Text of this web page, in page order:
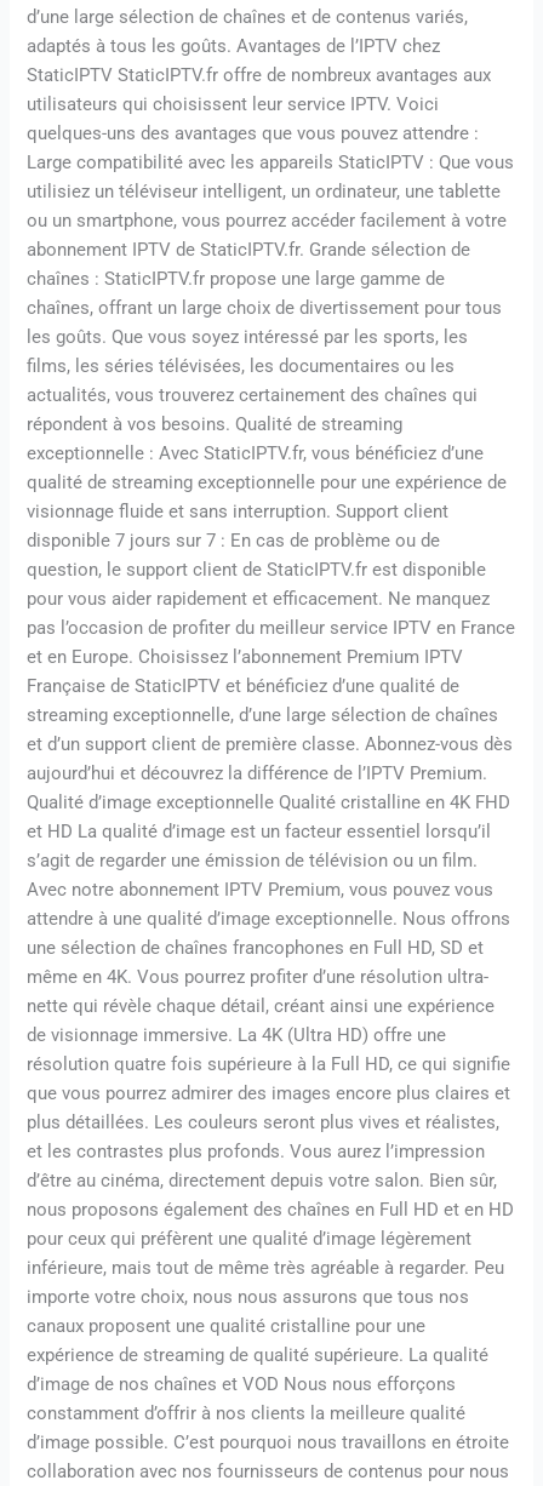
d’une large sélection de chaînes et de contenus variés,
adaptés à tous les goûts. Avantages de l’IPTV chez
StaticIPTV StaticIPTV.fr offre de nombreux avantages aux
utilisateurs qui choisissent leur service IPTV. Voici
quelques-uns des avantages que vous pouvez attendre :
Large compatibilité avec les appareils StaticIPTV : Que vous
utilisiez un téléviseur intelligent, un ordinateur, une tablette
ou un smartphone, vous pourrez accéder facilement à votre
abonnement IPTV de StaticIPTV.fr. Grande sélection de
chaînes : StaticIPTV.fr propose une large gamme de
chaînes, offrant un large choix de divertissement pour tous
les goûts. Que vous soyez intéressé par les sports, les
films, les séries télévisées, les documentaires ou les
actualités, vous trouverez certainement des chaînes qui
répondent à vos besoins. Qualité de streaming
exceptionnelle : Avec StaticIPTV.fr, vous bénéficiez d’une
qualité de streaming exceptionnelle pour une expérience de
visionnage fluide et sans interruption. Support client
disponible 7 jours sur 7 : En cas de problème ou de
question, le support client de StaticIPTV.fr est disponible
pour vous aider rapidement et efficacement. Ne manquez
pas l’occasion de profiter du meilleur service IPTV en France
et en Europe. Choisissez l’abonnement Premium IPTV
Française de StaticIPTV et bénéficiez d’une qualité de
streaming exceptionnelle, d’une large sélection de chaînes
et d’un support client de première classe. Abonnez-vous dès
aujourd’hui et découvrez la différence de l’IPTV Premium.
Qualité d’image exceptionnelle Qualité cristalline en 4K FHD
et HD La qualité d’image est un facteur essentiel lorsqu’il
s’agit de regarder une émission de télévision ou un film.
Avec notre abonnement IPTV Premium, vous pouvez vous
attendre à une qualité d’image exceptionnelle. Nous offrons
une sélection de chaînes francophones en Full HD, SD et
même en 4K. Vous pourrez profiter d’une résolution ultra-
nette qui révèle chaque détail, créant ainsi une expérience
de visionnage immersive. La 4K (Ultra HD) offre une
résolution quatre fois supérieure à la Full HD, ce qui signifie
que vous pourrez admirer des images encore plus claires et
plus détaillées. Les couleurs seront plus vives et réalistes,
et les contrastes plus profonds. Vous aurez l’impression
d’être au cinéma, directement depuis votre salon. Bien sûr,
nous proposons également des chaînes en Full HD et en HD
pour ceux qui préfèrent une qualité d’image légèrement
inférieure, mais tout de même très agréable à regarder. Peu
importe votre choix, nous nous assurons que tous nos
canaux proposent une qualité cristalline pour une
expérience de streaming de qualité supérieure. La qualité
d’image de nos chaînes et VOD Nous nous efforçons
constamment d’offrir à nos clients la meilleure qualité
d’image possible. C’est pourquoi nous travaillons en étroite
collaboration avec nos fournisseurs de contenus pour nous